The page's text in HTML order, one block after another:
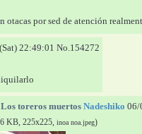
otacas por sed de atención
22:49:01 No. 154272
toreros muertos Nadeshiko 06/
KB, 225x225, inoa noa.jpeg)